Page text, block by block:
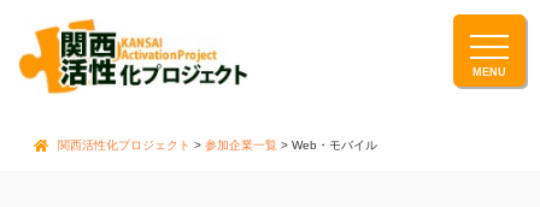
関西活性化プロジェクト > 参加企業一覧 > Web・モバイル